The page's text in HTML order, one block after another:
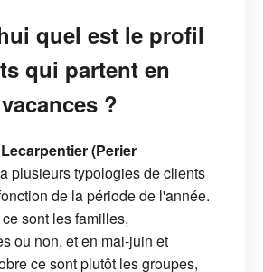
quel est le profil
qui partent en
?
(Perier
plusieurs typologies de clients
de la période de l'année.
sont les familles,
ou non, et en mai-juin et
ce sont plutôt les groupes,